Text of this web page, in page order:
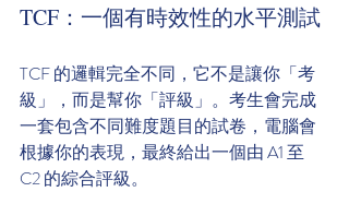
TCF：一個有時效性的水平測試
TCF 的邏輯完全不同，它不是讓你「考
級」，而是幫你「評級」。考生會完成
一套包含不同難度題目的試卷，電腦會
根據你的表現，最終給出一個由 A1 至
C2 的綜合評級。